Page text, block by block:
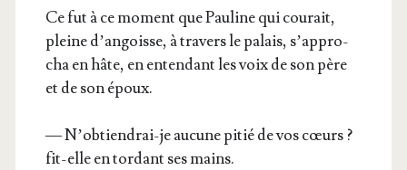
Ce fut à ce moment que Pau­line qui cou­rait,
pleine d’an­goisse, à tra­vers le palais, s’ap­pro­
cha en hâte, en enten­dant les voix de son père
et de son époux.
— N’ob­tien­drai-je aucune pitié de vos cœurs ?
fit-elle en tor­dant ses mains.